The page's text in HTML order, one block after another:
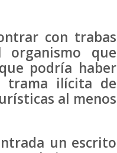
con trabas
organismo que
podría haber
trama ilícita de
al menos
un escrito